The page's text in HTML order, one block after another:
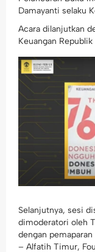
Damayanti selaku
Acara dilanjutkan
Keuangan
Selanjutnya, sesi
dimoderatori oleh
dengan
– Alfatih Timur,